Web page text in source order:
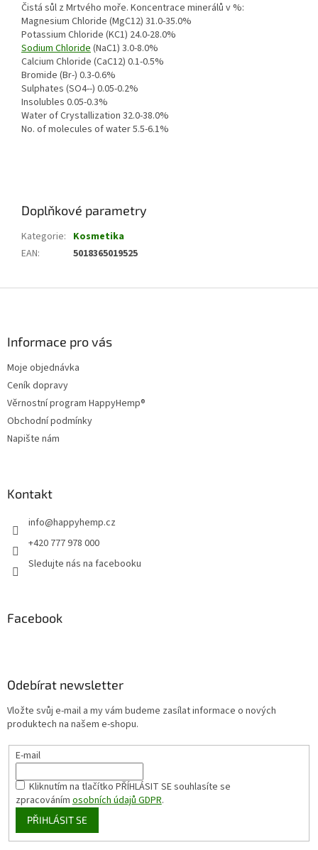
Čistá sůl z Mrtvého moře. Koncentrace minerálů v %:
Magnesium Chloride (MgC12) 31.0-35.0%
Potassium Chloride (KC1) 24.0-28.0%
Sodium Chloride(NaC1) 3.0-8.0%
Calcium Chloride (CaC12) 0.1-0.5%
Bromide (Br-) 0.3-0.6%
Sulphates (SO4--) 0.05-0.2%
Insolubles 0.05-0.3%
Water of Crystallization 32.0-38.0%
No. of molecules of water 5.5-6.1%
Doplňkové parametry
Kategorie: Kosmetika
EAN: 5018365019525
Informace pro vás
Moje objednávka
Ceník dopravy
Věrnostní program HappyHemp®
Obchodní podmínky
Napište nám
Kontakt
info@happyhemp.cz
+420 777 978 000
Sledujte nás na facebooku
Facebook
Odebírat newsletter
Vložte svůj e-mail a my vám budeme zasílat informace o nových
produktech na našem e-shopu.
E-mail
Kliknutím na tlačítko PŘÍHLÁSIT SEsouhlasíte se
zpracovánímosobních údajů GDPR.
PŘIHLÁSIT SE